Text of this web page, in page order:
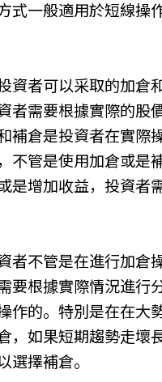
式一般適用於短線操
資者可以采取的加倉
者需要根據實際的股
補倉是投資者在實際
不管是使用加倉或是
是增加收益，投資者
者不管是在進行加倉
要根據實際情況進行
作的。特別是在在大
，如果短期趨勢走壞
選擇補倉。